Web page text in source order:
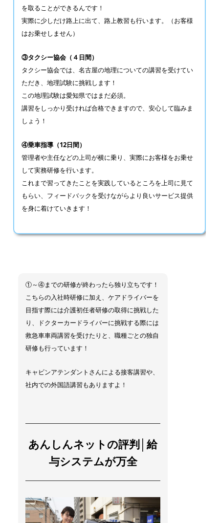
を取ることができるんです！
実際に少しだけ路上に出て、路上教習も行います。（お客様
はお乗せしません）
③タクシー協会（４日間）
タクシー協会では、名古屋の地理についての講習を受けてい
ただき、地理試験に挑戦します！
この地理試験は愛知県ではまだ必須。
講習をしっかり受ければ合格できますので、安心して臨みま
しょう！
④乗車指導（12日間）
管理者や主任などの上司が横に乗り、実際にお客様をお乗せ
して実務研修を行います。
これまで習ってきたことを実践しているところを上司に見て
もらい、フィードバックを受けながらより良いサービス提供
を身に着けていきます！
①～④までの研修が終わったら独り立ちです！
こちらの入社時研修に加え、ケアドライバーを
目指す際には介護初任者研修の取得に挑戦した
り、ドクターカードライバーに挑戦する際には
救急車車両講習を受けたりと、職種ごとの独自
研修も行っています！
キャビンアテンダントさんによる接客講習や、
社内での外国語講習もありますよ！
あんしんネットの評判│給
与システムが万全